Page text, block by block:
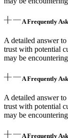
A Frequently
A detailed answer
trust with potential
may be encountering
A Frequently
A detailed answer
trust with potential
may be encountering
A Frequently